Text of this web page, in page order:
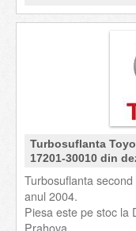
Turbosuflanta
17201-30010 din
Turbosuflanta
anul 2004.
Piesa este pe stoc la
Prahova